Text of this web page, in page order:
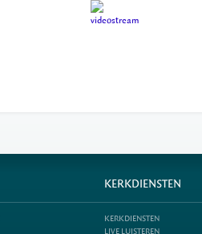
KERKDIENSTEN
KERKDIENSTEN
LIVE LUISTEREN